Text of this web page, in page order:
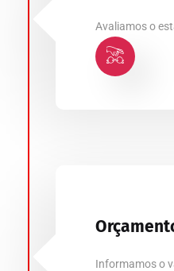
Avaliamos o
Informamos o